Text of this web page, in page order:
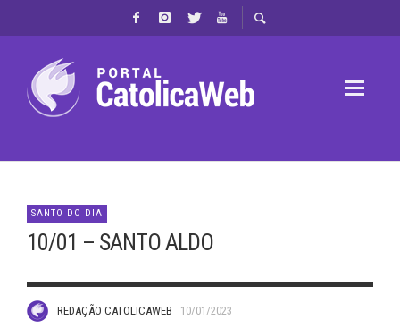
SANTO DO DIA
10/01 – SANTO ALDO
REDAÇÃO CATOLICAWEB 10/01/2023